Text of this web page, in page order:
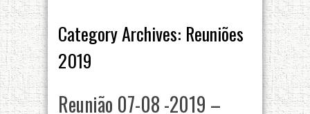
Category Archives: Reuniões
2019
Reunião 07-08 -2019 –